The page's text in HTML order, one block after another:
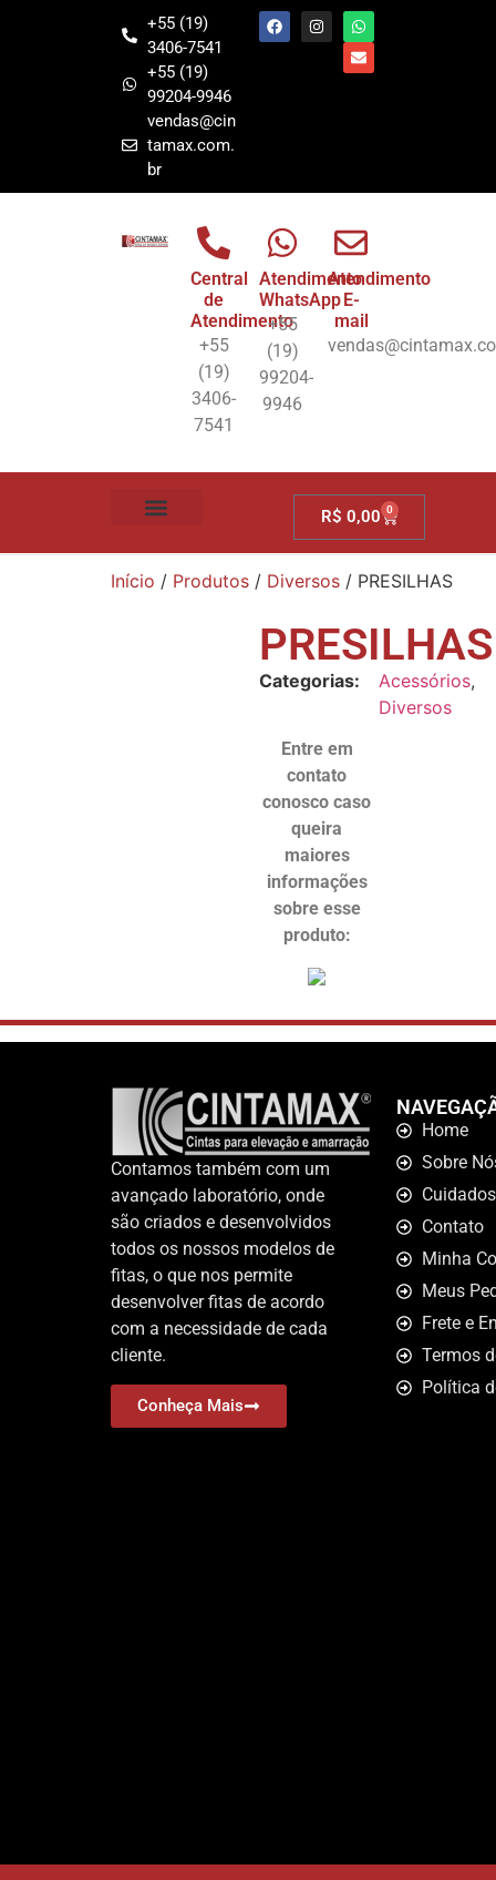
+55 (19)
3406-7541
+55 (19)
99204-9946
vendas@cin
tamax.com.
br
Central
de
Atendimento
+55
(19)
3406-
7541
Atendimento
WhatsApp
+55
(19)
99204-
9946
Atendimento
E-
mail
R$ 0,00 0
Início / Produtos / Diversos / PRESILHAS
PRESILHAS
Categorias: Acessórios,
Diversos
Entre em
contato
conosco caso
queira
maiores
informações
sobre esse
produto:
Contamos também com um
avançado laboratório, onde
são criados e desenvolvidos
todos os nossos modelos de
fitas, o que nos permite
desenvolver fitas de acordo
com a necessidade de cada
cliente.
Conheça Mais
Home
Sobre
Cuidados
Contato
Minha
Meus
Frete e
Termos
Política